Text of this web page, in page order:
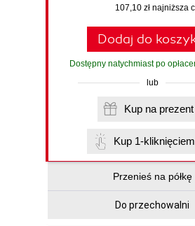
107,10 zł najniższa
Dodaj do
Dostępny natychmiast po
lub
Kup na prezent
Kup 1-kliknięciem
Przenieś na półkę
Do przechowalni